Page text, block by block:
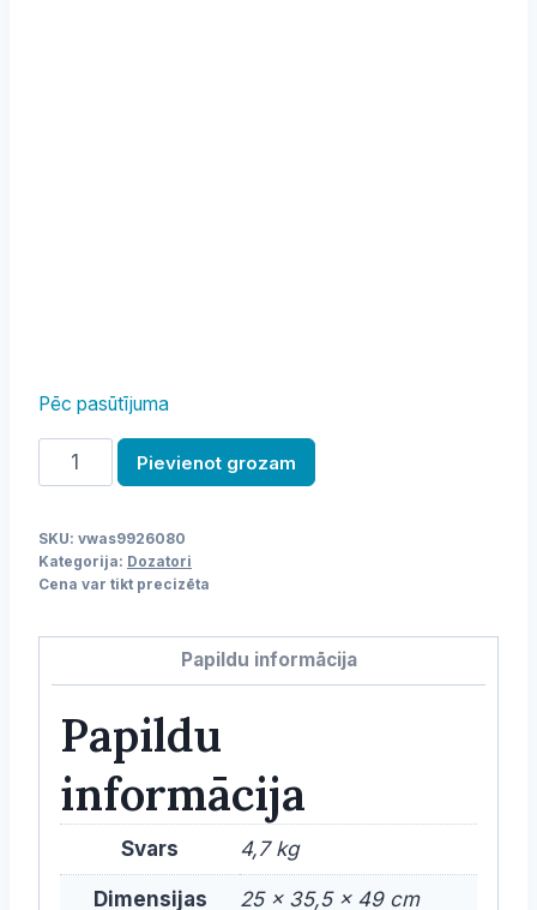
Pēc pasūtījuma
Piena
dozators
Pievienot grozam
SKU: vwas9926080
Kategorija: Dozatori
Cena var tikt precizēta
Papildu informācija
Papildu
informācija
Svars 4,7 kg
Dimensijas 25 × 35,5 × 49 cm